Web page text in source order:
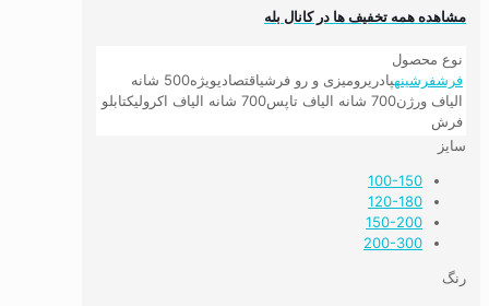
مشاهده همه تخفیف ها در کانال بله
نوع محصول
فرشفرشینهپادریرومیزی و رو فرشیاقتصادیویژه
500 شانه
الیاف ورژن700 شانه الیاف تاپس 700 شانه الیاف اکرولیک
تابلو
فرش
سایز
100-150
120-180
150-200
200-300
رنگ